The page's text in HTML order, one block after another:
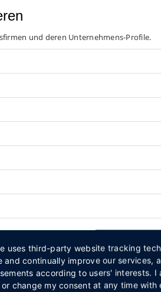
und deren Unternehmens-Profile.
auf HALLO
uses third-party website tracking
and continually improve our services,
according to users' interests. I
or change my consent at any time